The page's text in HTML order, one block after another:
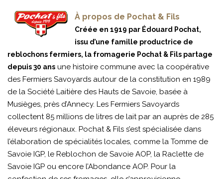
À propos de Pochat & Fils
Créée en 1919 par Édouard Pochat,
issu d’une famille productrice de
reblochons fermiers, la fromagerie Pochat & Fils partage
depuis 30 ans une histoire commune avec la coopérative
des Fermiers Savoyards autour de la constitution en 1989
de la Société Laitière des Hauts de Savoie, basée à
Musièges, près d’Annecy. Les Fermiers Savoyards
collectent 85 millions de litres de lait par an auprès de 285
éleveurs régionaux. Pochat & Fils s’est spécialisée dans
l’élaboration de spécialités locales, comme la Tomme de
Savoie IGP, le Reblochon de Savoie AOP, la Raclette de
Savoie IGP ou encore l’Abondance AOP. Pour la